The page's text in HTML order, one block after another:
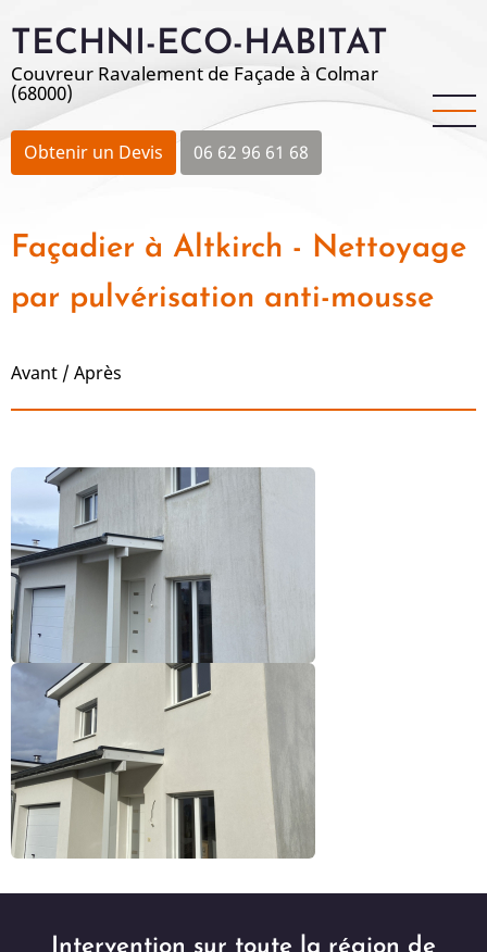
au
contenu
principal
TECHNI-ECO-HABITAT
Couvreur Ravalement de Façade à Colmar
(68000)
Obtenir un Devis 06 62 96 61 68
Façadier à Altkirch - Nettoyage
par pulvérisation anti-mousse
Avant / Après
Intervention sur toute la région de